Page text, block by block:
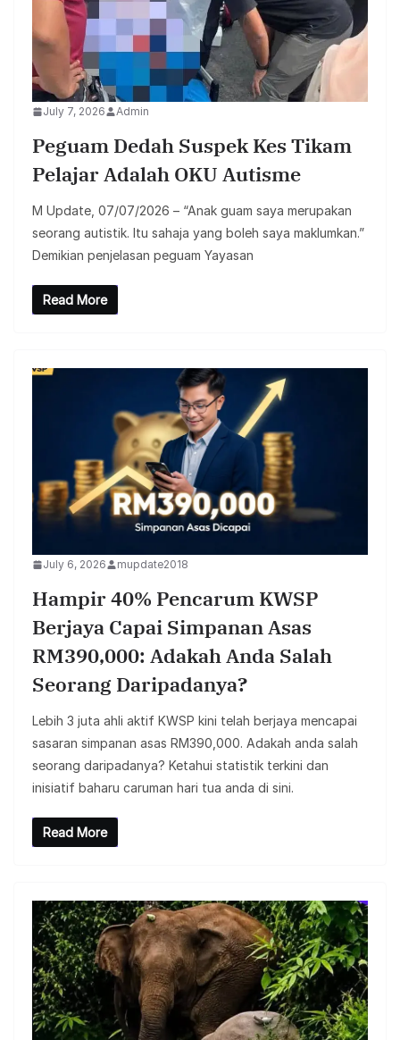
July 7, 2026 Admin
Peguam Dedah Suspek Kes Tikam
Pelajar Adalah OKU Autisme
M Update, 07/07/2026 – “Anak guam saya merupakan
seorang autistik. Itu sahaja yang boleh saya maklumkan.”
Demikian penjelasan peguam Yayasan
Read More
July 6, 2026 mupdate2018
Hampir 40% Pencarum KWSP
Berjaya Capai Simpanan Asas
RM390,000: Adakah Anda Salah
Seorang Daripadanya?
Lebih 3 juta ahli aktif KWSP kini telah berjaya mencapai
sasaran simpanan asas RM390,000. Adakah anda salah
seorang daripadanya? Ketahui statistik terkini dan
inisiatif baharu caruman hari tua anda di sini.
Read More